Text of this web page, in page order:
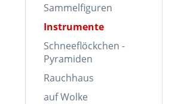
Sammelfiguren
Instrumente
Schneeflöckchen -
Pyramiden
Rauchhaus
auf Wolke